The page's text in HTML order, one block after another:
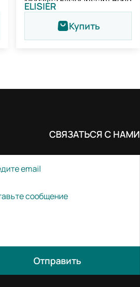
Repair Shampoo
ELISIÈR
Купить
СВЯЗАТЬСЯ С НАМИ
Отправить